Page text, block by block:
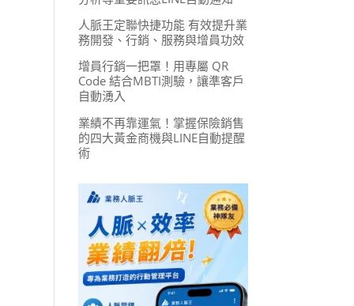
人脈王定聯快捷功能 有效提升業
務開發、行銷、服務與增員功效
增員行銷一把罩！用專屬 QR
Code 結合MBTI測驗，讓準客戶
自動湧入
業績不再靠運氣！掌握保險銷售
的四大黃金商機與LINE自動提醒
術